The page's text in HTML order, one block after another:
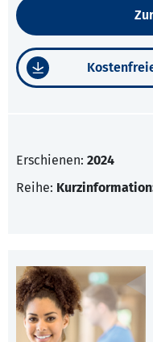
Erschienen: 2024
Reihe: